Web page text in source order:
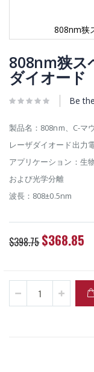
808nm狭
to
the
beginning
of
the
gallery
808nm狭ス
ダイオード
Be
製品名：808nm、C-マ
レーザダイオード出力
アプリケーション：生
および光学分離
波長：808±0.5nm
$398.75 Special
Price
$368.85